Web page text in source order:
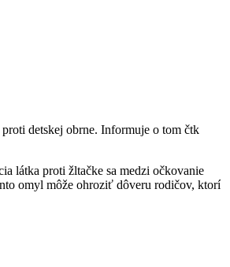
detskej obrne. Informuje o tom čtk
látka proti žltačke sa medzi očkovanie
omyl môže ohroziť dôveru rodičov, ktorí